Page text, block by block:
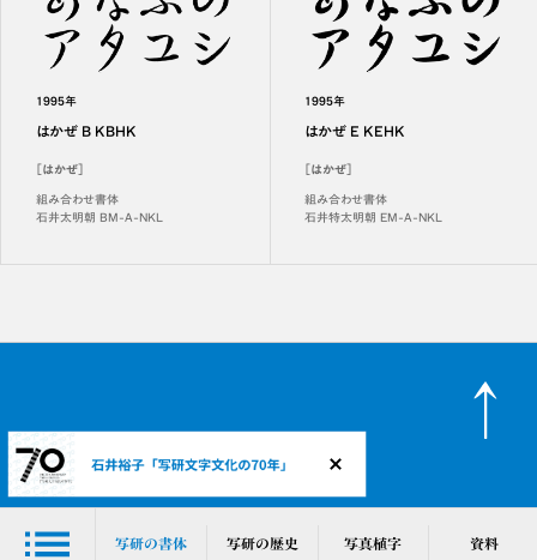
写研の書体 写研の歴史 写真植字 資料
1995年
はかぜ B KBHK
［はかぜ］
組み合わせ書体
石井太明朝 BM-A-NKL
1995年
はかぜ E KEHK
［はかぜ］
組み合わせ書体
石井特太明朝 EM-A-NKL